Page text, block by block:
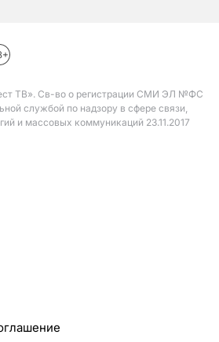
ТВ». Св-во о регистрации СМИ ЭЛ №ФС
службой по надзору в сфере связи,
и массовых коммуникаций 23.11.2017